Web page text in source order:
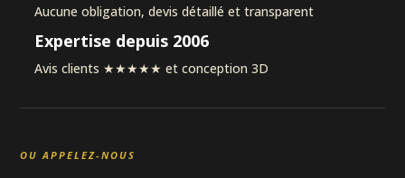
Aucune obligation, devis détaillé et transparent
Expertise depuis 2006
Avis clients ★★★★★ et conception 3D
OU APPELEZ-NOUS